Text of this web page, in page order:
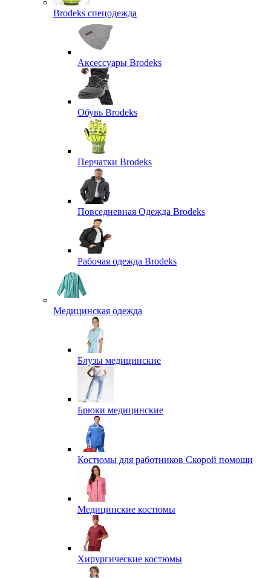
Brodeks спецодежда
Аксессуары Brodeks
Обувь Brodeks
Перчатки Brodeks
Повседневная Одежда Brodeks
Рабочая одежда Brodeks
Медицинская одежда
Блузы медицинские
Брюки медицинские
Костюмы для работников Скорой помощи
Медицинские костюмы
Хирургические костюмы